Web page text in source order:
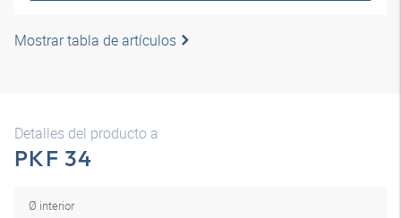
Mostrar tabla de artículos
Detalles del producto a
PKF 34
Ø interior